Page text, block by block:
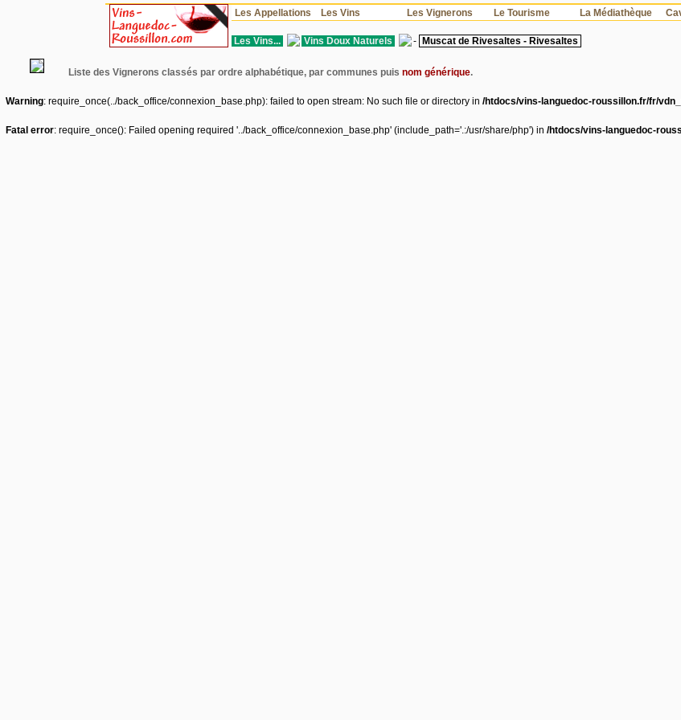
Les Appellations Les Vins Les Vignerons Le Tourisme La Médiathèque
Les Vins... Vins Doux Naturels - Muscat de Rivesaltes - Rivesaltes
Liste des Vignerons classés par ordre alphabétique, par communes puis nom générique.
Warning: require_once(../back_office/connexion_base.php): failed to open stream: No such file or directory in /htdocs/vins-languedoc-roussillon.fr/fr/
Fatal error: require_once(): Failed opening required '../back_office/connexion_base.php' (include_path='.:/usr/share/php') in /htdocs/vins-languedoc-